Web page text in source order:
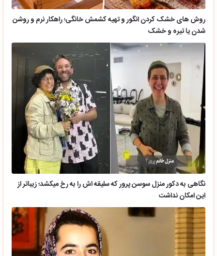
روش های خشک کردن انگور و تهیه کشمش خانگی؛ راهکار نرم و روشن
شدن یا تیره و خشک
نگاهی به دکور منزل سوسن پرور که سلیقه اش را به رخ میکشد؛ زیباتر از
این امکان نداشت